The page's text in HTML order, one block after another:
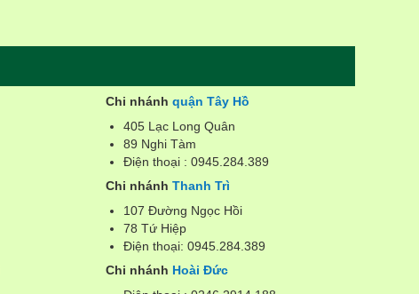
Chi nhánhquận Tây Hồ
405 Lạc Long Quân
89 Nghi Tàm
Điện thoại : 0945.284.389
Chi nhánhThanh Trì
107 Đường Ngọc Hồi
78 Tứ Hiệp
Điện thoại: 0945.284.389
Chi nhánh Hoài Đức